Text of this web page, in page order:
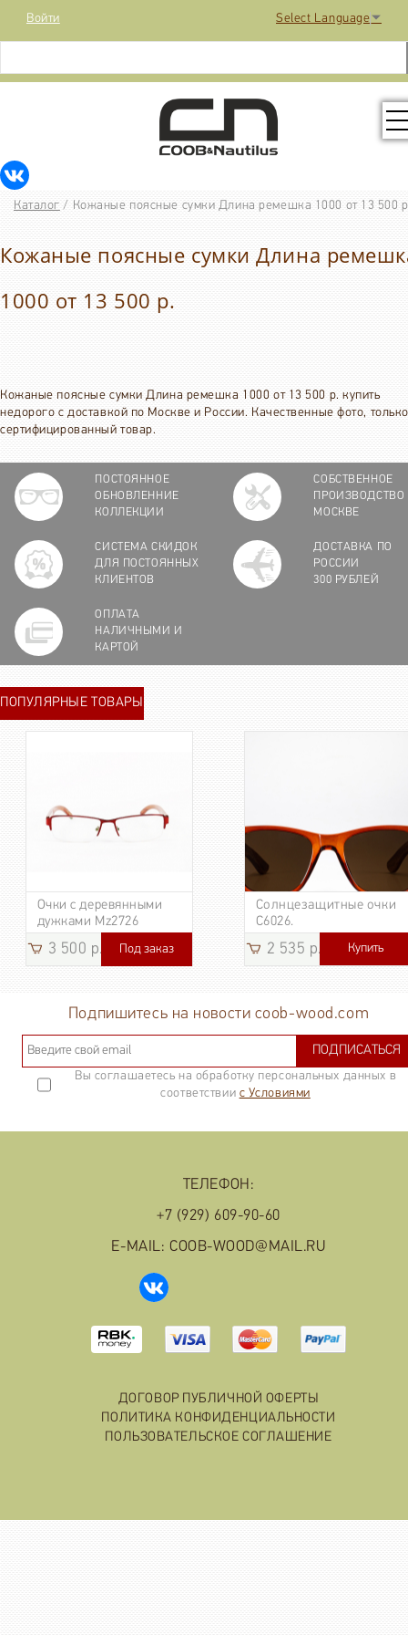
Select Language ▼
Войти
Каталог / Кожаные поясные сумки Длина ремешка 1000 от 13 500
Кожаные поясные сумки Длина
1000 от 13 500 р.
Кожаные поясные сумки Длина ремешка 1000 от 13 500 р. купить
недорого с доставкой по Москве и России. Качественные фото, только
сертифицированный товар.
ПОСТОЯННОЕ
ОБНОВЛЕННИЕ
КОЛЛЕКЦИИ
СОБСТВЕННОЕ
ПРОИЗВОДСТВО
МОСКВЕ
СИСТЕМА СКИДОК
ДЛЯ ПОСТОЯННЫХ
КЛИЕНТОВ
ДОСТАВКА ПО
РОССИИ
300 РУБЛЕЙ
ОПЛАТА
НАЛИЧНЫМИ И
КАРТОЙ
ПОПУЛЯРНЫЕ ТОВАРЫ
Очки с деревянными
дужками Mz2726
3 500 р. Под заказ
Солнцезащитные очки
C6026.
2 535 р. 3 185
Купить
Подпишитесь на новости coob-wood.com
ПОДПИСАТЬСЯ
Вы соглашаетесь на обработку персональных данных в
соответствии с Условиями
ТЕЛЕФОН:
+7 (929) 609-90-60
E-MAIL: COOB-WOOD@MAIL.RU
ДОГОВОР ПУБЛИЧНОЙ ОФЕРТЫ
ПОЛИТИКА КОНФИДЕНЦИАЛЬНОСТИ
ПОЛЬЗОВАТЕЛЬСКОЕ СОГЛАШЕНИЕ